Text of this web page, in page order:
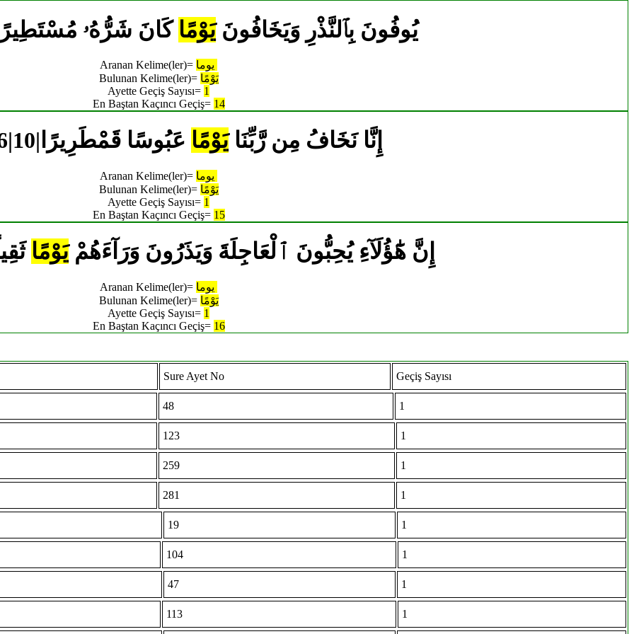
5596|76|7|يُوفُونَ بِٱلنَّذْرِ وَيَخَافُونَيَوْمًا كَانَ شَرُّهُۥ
Aranan Kelime(ler)=
Bulunan Kelime(ler)= يَوْمًا
Ayette Geçiş Sayısı= 1
En Baştan Kaçıncı Geçiş= 14
5599|76|10|إِنَّا نَخَافُ مِن رَّبِّنَايَوْمًا عَبُوسًا قَمْطَرِيرًا
Aranan Kelime(ler)=
Bulunan Kelime(ler)= يَوْمًا
Ayette Geçiş Sayısı= 1
En Baştan Kaçıncı Geçiş= 15
5616|76|27|إِنَّ هَٰٓؤُلَآءِ يُحِبُّونَ ٱلْعَاجِلَةَ وَيَذَرُونَ وَرَآءَهُمْيَوْمًا
Aranan Kelime(ler)=
Bulunan Kelime(ler)= يَوْمًا
Ayette Geçiş Sayısı= 1
En Baştan Kaçıncı Geçiş= 16
Sure Ayet No Geçiş Sayısı
48 1
123 1
259 1
281 1
19 1
104 1
47 1
113 1